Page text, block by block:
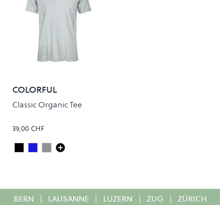
COLORFUL
STANDARD
Classic Organic Tee
39,00 CHF
Colour
Deep Black
Steel Blue
FADED GREY
BERN | LAUSANNE | LUZERN | ZUG | ZÜRICH